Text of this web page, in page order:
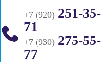
+7 (920)251-35-
71
+7 (930)275-55-
77